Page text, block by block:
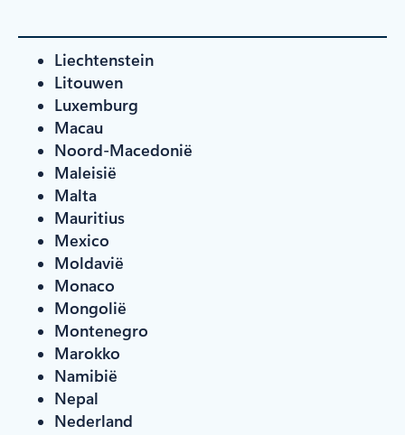
Liechtenstein
Litouwen
Luxemburg
Macau
Noord-Macedonië
Maleisië
Malta
Mauritius
Mexico
Moldavië
Monaco
Mongolië
Montenegro
Marokko
Namibië
Nepal
Nederland